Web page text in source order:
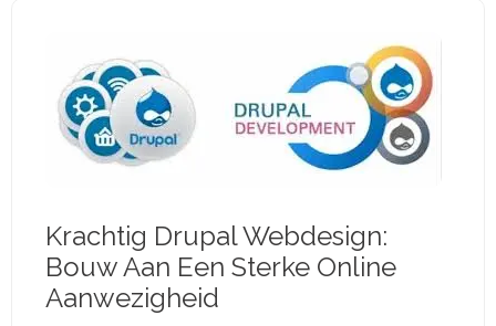
Krachtig Drupal Webdesign:
Bouw Aan Een Sterke Online
Aanwezigheid